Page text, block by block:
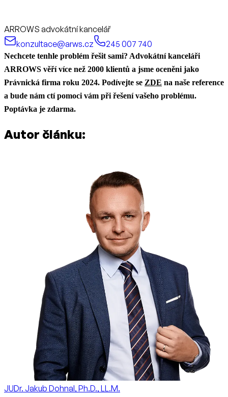
ARROWS advokátní kancelář
konzultace@arws.cz
245 007 740
Nechcete tenhle problém řešit sami? Advokátní kanceláři
ARROWS věří více než 2000 klientů a jsme oceněni jako
Právnická firma roku 2024. Podívejte se ZDE na naše reference
a bude nám ctí pomoci vám při řešení vašeho problému.
Poptávka je zdarma.
Autor článku:
JUDr. Jakub Dohnal, Ph.D., LL.M.